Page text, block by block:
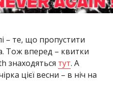
– те, що пропустити
Тож вперед – квитки
знаходяться тут. А
цієї весни – в ніч на